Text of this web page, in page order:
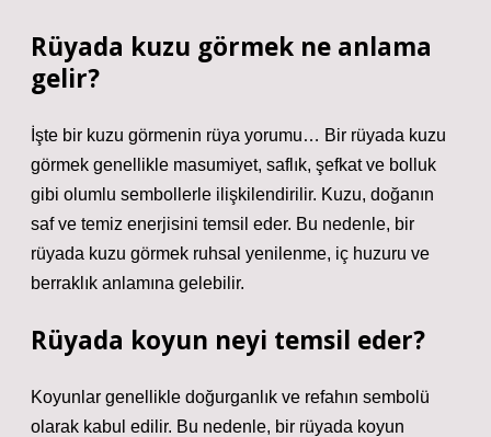
Rüyada kuzu görmek ne anlama
gelir?
İşte bir kuzu görmenin rüya yorumu… Bir rüyada kuzu
görmek genellikle masumiyet, saflık, şefkat ve bolluk
gibi olumlu sembollerle ilişkilendirilir. Kuzu, doğanın
saf ve temiz enerjisini temsil eder. Bu nedenle, bir
rüyada kuzu görmek ruhsal yenilenme, iç huzuru ve
berraklık anlamına gelebilir.
Rüyada koyun neyi temsil eder?
Koyunlar genellikle doğurganlık ve refahın sembolü
olarak kabul edilir. Bu nedenle, bir rüyada koyun